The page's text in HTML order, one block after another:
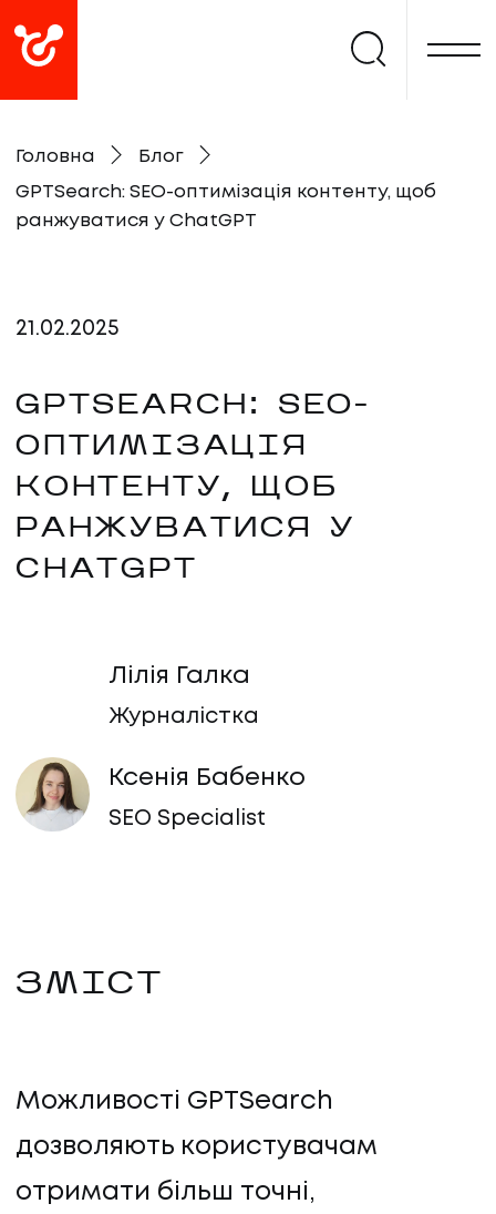
Головна Блог
GPTSearch: SEO-оптимізація контенту, щоб
ранжуватися у ChatGPT
21 .02.2025
GPTSEARCH: SEO-
ОПТИМІЗАЦІЯ
КОНТЕНТУ, ЩОБ
РАНЖУВАТИСЯ У
CHATGPT
Лілія Галка
Журналістка
Ксенія Бабенко
SEO Specialist
ЗМІСТ
Можливості GPTSearch
дозволяють користувачам
отримати більш точні,